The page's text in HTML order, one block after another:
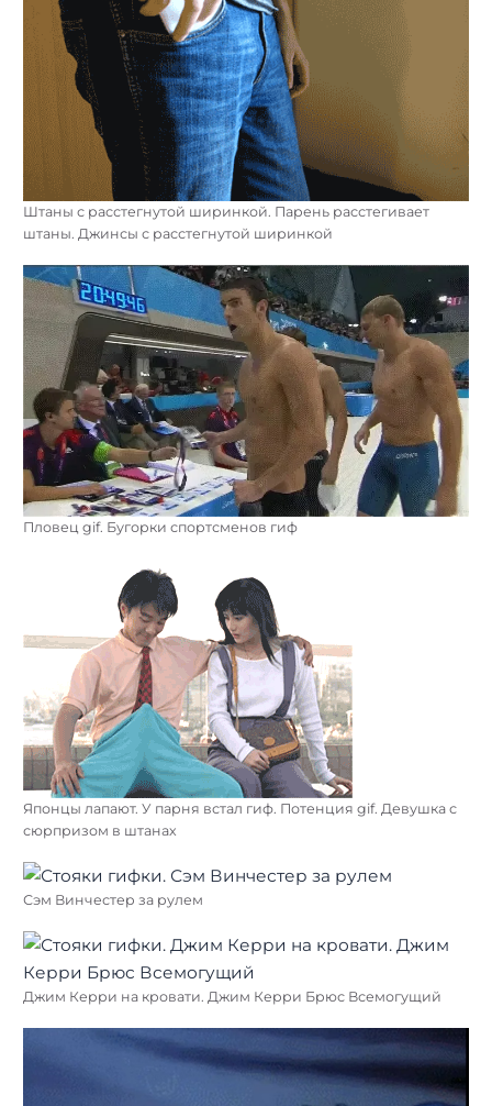
Штаны с расстегнутой ширинкой. Парень расстегивает
штаны. Джинсы с расстегнутой ширинкой
Пловец gif. Бугорки спортсменов гиф
Японцы лапают. У парня встал гиф. Потенция gif. Девушка с
сюрпризом в штанах
Сэм Винчестер за рулем
Джим Керри на кровати. Джим Керри Брюс Всемогущий